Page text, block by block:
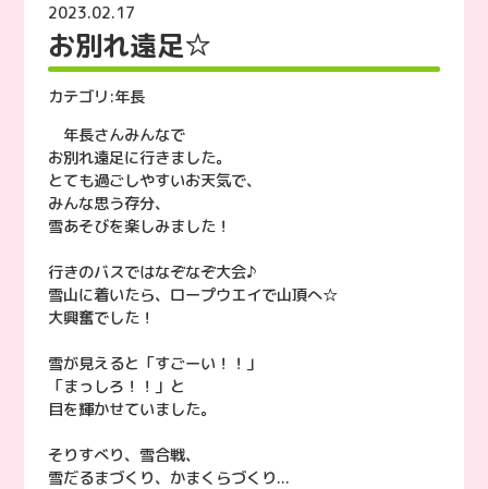
2023.02.17
お別れ遠足☆
カテゴリ:年長
年長さんみんなで
お別れ遠足に行きました。
とても過ごしやすいお天気で、
みんな思う存分、
雪あそびを楽しみました！
行きのバスではなぞなぞ大会♪
雪山に着いたら、ロープウエイで山頂へ☆
大興奮でした！
雪が見えると「すごーい！！」
「まっしろ！！」と
目を輝かせていました。
そりすべり、雪合戦、
雪だるまづくり、かまくらづくり...